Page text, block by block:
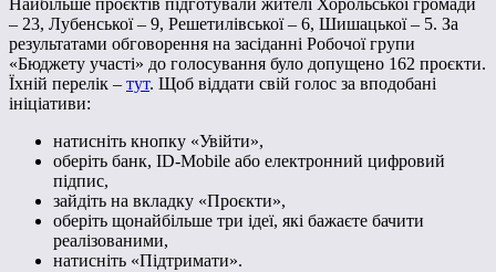
Найбільше проєктів підготували жителі Хорольської громади
– 23, Лубенської – 9, Решетилівської – 6, Шишацької – 5. За
результатами обговорення на засіданні Робочої групи
«Бюджету участі» до голосування було допущено 162 проєкти.
Їхній перелік – тут. Щоб віддати свій голос за вподобані
ініціативи:
натисніть кнопку «Увійти»,
оберіть банк, ID-Mobile або електронний цифровий
підпис,
зайдіть на вкладку «Проєкти»,
оберіть щонайбільше три ідеї, які бажаєте бачити
реалізованими,
натисніть «Підтримати».